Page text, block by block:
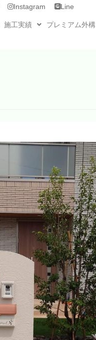
Instagram Line
施工実績 プレミアム外構